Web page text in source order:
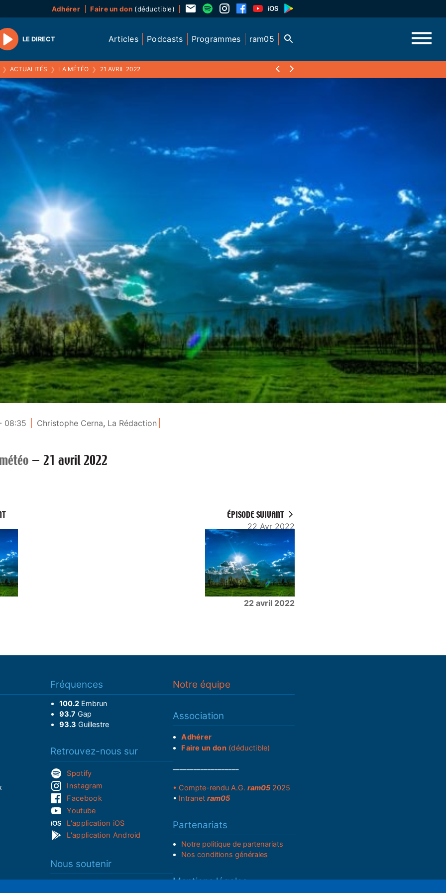
Adhérer Faire un don(déductible)
Play
LE DIRECT Articles Podcasts Programmes ram05
❯ ACTUALITÉS ❯ LA MÉTÉO ❯ 21 AVRIL 2022
08:35 Christophe Cerna, La Rédaction
— 21 avril 2022
ÉPISODE SUIVANT
22 Avr 2022
22 avril 2022
Fréquences
100.2Embrun
93.7 Gap
93.3 Guillestre
Retrouvez-nous sur
Spotify
Instagram
Facebook
Youtube
L'application iOS
L'application Android
Nous soutenir
Notre équipe
Association
Adhérer
Faire un don(déductible)
• Compte-rendu A.G. ram052025
• Intranet ram05
Partenariats
Notre politique de partenariats
Nos conditions générales
Mentions légales